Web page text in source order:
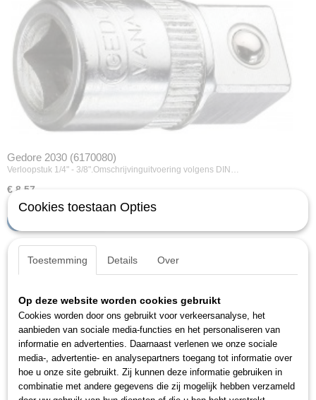
Gedore 2030 (6170080)
Verloopstuk 1/4" - 3/8".Omschrijvinguitvoering volgens DIN…
€ 8,57
Cookies toestaan Opties
Toestemming Details Over
Op deze website worden cookies gebruikt
Cookies worden door ons gebruikt voor verkeersanalyse, het
aanbieden van sociale media-functies en het personaliseren van
informatie en advertenties. Daarnaast verlenen we onze sociale
media-, advertentie- en analysepartners toegang tot informatie over
hoe u onze site gebruikt. Zij kunnen deze informatie gebruiken in
combinatie met andere gegevens die zij mogelijk hebben verzameld